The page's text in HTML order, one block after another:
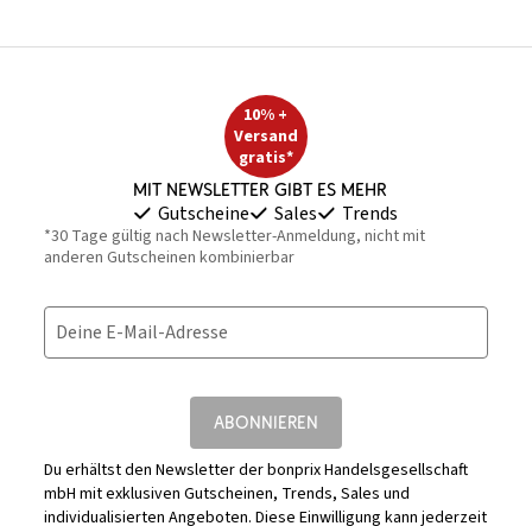
10% +
Versand
gratis*
Mit Newsletter gibt es mehr
Gutscheine Sales Trends
*30 Tage gültig nach Newsletter-Anmeldung, nicht mit
anderen Gutscheinen kombinierbar
Deine E-Mail-Adresse
ABONNIEREN
Du erhältst den Newsletter der bonprix Handelsgesellschaft
mbH mit exklusiven Gutscheinen, Trends, Sales und
individualisierten Angeboten. Diese Einwilligung kann jederzeit